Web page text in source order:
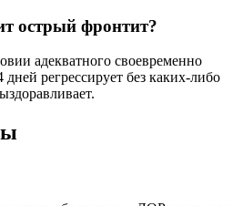
острый фронтит?
адекватного своевременно
дней регрессирует без каких-либо